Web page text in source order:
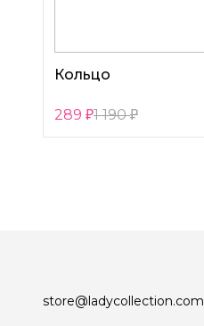
Кольцо
289 1 190
store@ladycollection.com